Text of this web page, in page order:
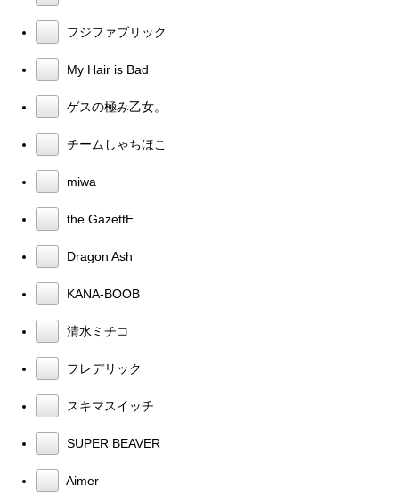
フジファブリック
My Hair is Bad
ゲスの極み乙女。
チームしゃちほこ
miwa
the GazettE
Dragon Ash
KANA-BOOB
清水ミチコ
フレデリック
スキマスイッチ
SUPER BEAVER
Aimer